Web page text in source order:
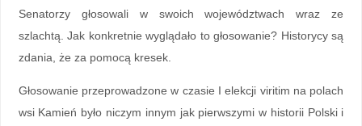
Senatorzy głosowali w swoich województwach wraz ze
szlachtą. Jak konkretnie wyglądało to głosowanie? Historycy są
zdania, że za pomocą kresek.
Głosowanie przeprowadzone w czasie I elekcji viritim na polach
wsi Kamień było niczym innym jak pierwszymi w historii Polski i